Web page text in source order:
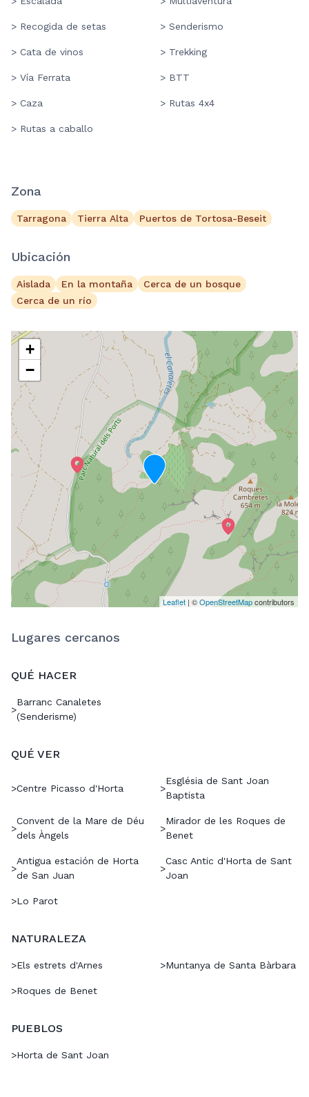
> Recogida de setas > Senderismo
> Cata de vinos > Trekking
> Vía Ferrata > BTT
> Caza > Rutas 4x4
> Rutas a caballo
Zona
Tarragona Tierra Alta Puertos de Tortosa-Beseit
Ubicación
Aislada En la montaña
Cerca de un bosque
Cerca de un río
+
−
Leaflet | ©OpenStreetMapcontributors
Lugares cercanos
QUÉ HACER
>
Barranc Canaletes
(Senderisme)
QUÉ VER
>Centre Picasso d'Horta >
Església de Sant Joan
Baptista
>
Convent de la Mare de Déu
dels Àngels
>
Mirador de les Roques de
Benet
>
Antigua estación de Horta
de San Juan
>
Casc Antic d'Horta de Sant
Joan
>Lo Parot
NATURALEZA
>Els estrets d'Arnes >Muntanya de Santa Bàrbara
>Roques de Benet
PUEBLOS
>Horta de Sant Joan